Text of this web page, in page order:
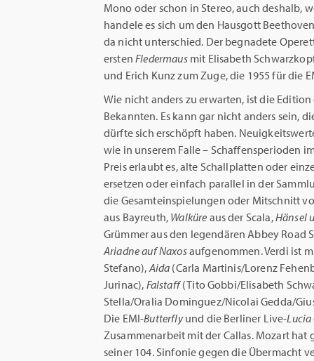
Mono oder schon in Stereo, auch deshalb,
handele es sich um den Hausgott
da nicht unterschied. Der begnadete
erstenFledermausmit Elisabeth
und Erich Kunz zum Zuge, die 1955 für die
Wie nicht anders zu erwarten, ist die
Bekannten. Es kann gar nicht anders sein,
dürfte sich erschöpft haben.
wie in unserem Falle – Schaffensperioden
Preis erlaubt es, alte Schallplatten oder
ersetzen oder einfach parallel in der
die Gesamteinspielungen oder Mitschnitt
aus Bayreuth, Walküre aus der Scala,Hänsel
Grümmer aus den legendären Abbey Road
Ariadne auf Naxosaufgenommen. Verdi ist
Stefano),Aida (Carla Martinis/Lorenz
Jurinac), Falstaff(Tito Gobbi/Elisabeth
Stella/Oralia Dominguez/Nicolai Gedda/
Die EMI-Butterflyund die Berliner Live-Lucia
Zusammenarbeit mit der Callas. Mozart hat
seiner 104. Sinfonie gegen die Übermacht